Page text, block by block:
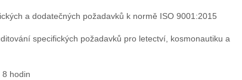
a dodatečných požadavků k normě ISO 9001:2015
specifických požadavků pro letectví, kosmonautiku a
hodin